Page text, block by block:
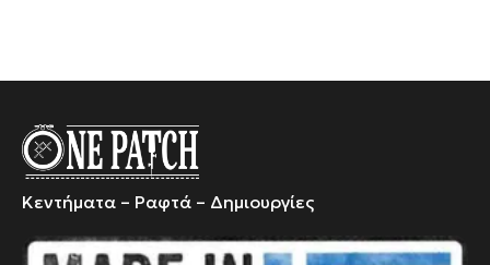
Κεντήματα – Ραφτά – Δημιουργίες